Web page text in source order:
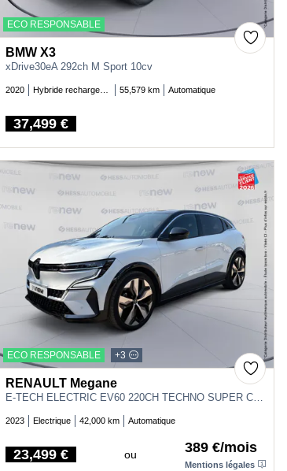
ECO RESPONSABLE
BMW X3
xDrive30eA 292ch M Sport 10cv
2020 55,579 km Automatique
Price
37,499 €
ECO RESPONSABLE +3
RENAULT Megane
2023 Electrique 42,000 km Automatique
Price
23,499 € ou 389 €/mois
Mentions légales